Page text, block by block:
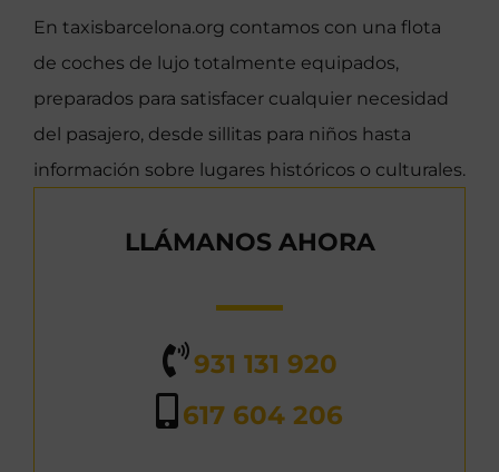
En taxisbarcelona.org contamos con una flota
de coches de lujo totalmente equipados,
preparados para satisfacer cualquier necesidad
del pasajero, desde sillitas para niños hasta
información sobre lugares históricos o culturales.
LLÁMANOS AHORA
931 131 920
617 604 206